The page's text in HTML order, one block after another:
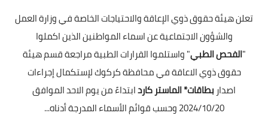
تعلن هيئة حقوق ذوي الإعاقة والاحتياجات الخاصة في وزارة العمل
والشؤون الاجتماعية عن اسماء المواطنين الذين اكملوا
"الفحصالطبي" واستلموا القرارات الطبية مراجعة قسم هيئة
حقوق ذوي الاعاقة في محافظة كركوك لإستكمال إجراءات
اصدار بطاقات* الماستر كاردابتداءً من يوم الاحد الموافق
2024/10/20 وحسب قوائم الأسماء المدرجة أدناه...